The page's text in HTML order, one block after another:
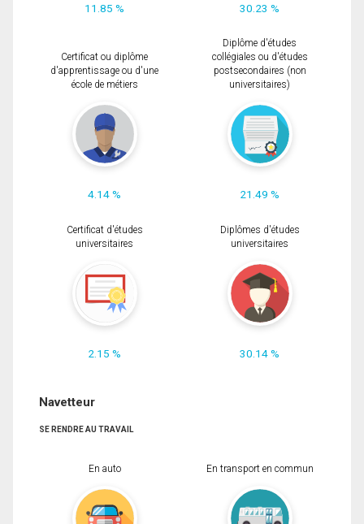
11.85 % 30.23 %
Certificat ou diplôme
d'apprentissage ou d'une
école de métiers
4.14 %
Diplôme d'études
collégiales ou d'études
postsecondaires (non
universitaires)
21.49 %
Certificat d'études
universitaires
2.15 %
Diplômes d'études
universitaires
30.14 %
Navetteur
SE RENDRE AU TRAVAIL
En auto En transport en commun